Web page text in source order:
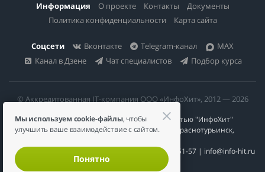
Информация О проекте Контакты
Документы
Политика конфиденциальности
Карта сайта
Соцсети Вконтакте Telegram-канал
MAX
Канал в Дзене
Чат специалистов Подбор курса
© Аккредитованная IT-компания ООО «ИнфоХит», 2012 — 2026
Общество с ограниченной ответственностью "ИнфоХит"
624446, Россия, Свердловская область, г. Краснотурьинск,
ИНН 6617023200 | КПП 661701001 | +7 984 888-51-57 | info@info-hit.ru
Мы используем cookie-файлы, чтобы
улучшить ваше взаимодействие с сайтом.
Понятно